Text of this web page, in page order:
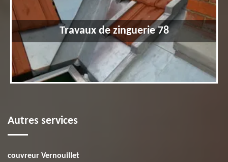
Travaux de zinguerie 78
Autres services
couvreur Vernouillet